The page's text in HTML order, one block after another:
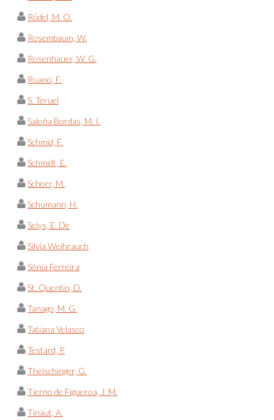
Rödel, M. O.
Rosembaum, W.
Rosenhauer, W. G.
Ruano, F.
S. Teruel
Saloña Bordas, M. I.
Schmid, F.
Schmidt, E.
Schorr, M.
Schumann, H.
Selys, E. De
Silvia Weihrauch
Sónia Ferreira
St. Quentin, D.
Tanago, M. G.
Tatiana Velasco
Testard, P.
Theischinger, G.
Tierno de Figueroa, J. M.
Tinaut, A.